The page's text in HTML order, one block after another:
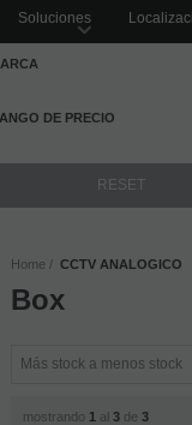
Soluciones
FILTRAR PRODUCTOS
DE PRECIO
Home CCTV ANALOGICO
Box
mostrando 1 al 3de 3